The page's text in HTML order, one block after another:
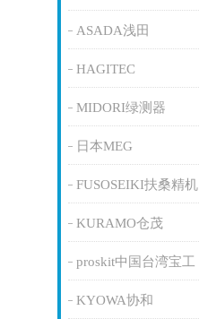
ASADA浅田
HAGITEC
MIDORI绿测器
日本MEG
FUSOSEIKI扶桑精机
KURAMO仓茂
proskit中国台湾宝工
KYOWA协和